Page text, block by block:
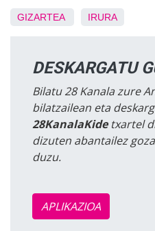
GIZARTEA IRURA
DESKARGATU
Bilatu 28 Kanala zure
bilatzailean eta
28KanalaKidetxartel
dizuten abantailez
duzu.
APLIKAZIOA